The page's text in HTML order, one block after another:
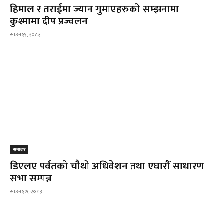
हिमाल र तराईमा ज्यान गुमाएहरुको सम्झनामा
कुश्मामा दीप प्रज्वलन
साउन १९, २०८३
समाचार
डिएलए पर्वतको चौथो अधिवेशन तथा एघारौँ साधारण
सभा सम्पन्न
साउन १७, २०८३